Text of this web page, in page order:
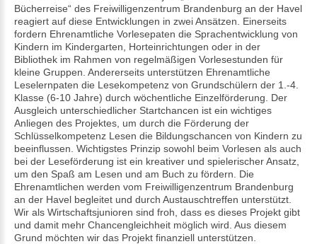
Bücherreise“ des Freiwilligenzentrum Brandenburg an der Havel
reagiert auf diese Entwicklungen in zwei Ansätzen. Einerseits
fordern Ehrenamtliche Vorlesepaten die Sprachentwicklung von
Kindern im Kindergarten, Horteinrichtungen oder in der
Bibliothek im Rahmen von regelmäßigen Vorlesestunden für
kleine Gruppen. Andererseits unterstützen Ehrenamtliche
Leselernpaten die Lesekompetenz von Grundschülern der 1.-4.
Klasse (6-10 Jahre) durch wöchentliche Einzelförderung. Der
Ausgleich unterschiedlicher Startchancen ist ein wichtiges
Anliegen des Projektes, um durch die Förderung der
Schlüsselkompetenz Lesen die Bildungschancen von Kindern zu
beeinflussen. Wichtigstes Prinzip sowohl beim Vorlesen als auch
bei der Leseförderung ist ein kreativer und spielerischer Ansatz,
um den Spaß am Lesen und am Buch zu fördern. Die
Ehrenamtlichen werden vom Freiwilligenzentrum Brandenburg
an der Havel begleitet und durch Austauschtreffen unterstützt.
Wir als Wirtschaftsjunioren sind froh, dass es dieses Projekt gibt
und damit mehr Chancengleichheit möglich wird. Aus diesem
Grund möchten wir das Projekt finanziell unterstützen.